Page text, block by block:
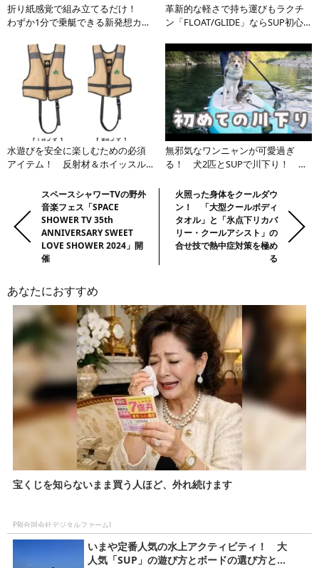
折り紙感覚で組み立てるだけ！
わずか1分で乗艇できる新発想カヤ
革新的な軽さで持ち運びもラクチ
ン「FLOAT/GLIDE」ならSUP初心
る
水遊びを安全に楽しむための必須
アイテム！ 反射材＆ホイッスル
ングベスト」
無邪気なワンニャンが可愛過ぎ
る！ 犬2匹とSUPで川下り！ 犬
れる
記
事・
記
事
Previous:スペースシャワーTVの野外
音楽フェス「SPACE
SHOWER TV 35th
ANNIVERSARY SWEET
LOVE SHOWER 2024」開
催
Next:火照った身体をクールダウ
ン！ 「大型クールボディ
タオル」と「氷点下リカバ
リー・クールアシスト」の
合せ技で熱中症対策を極め
る
あなたにおすすめ
宝くじを知らないまま買う人ほど、外れ続けます
PR(合同会社デジタルファーム)
いまや定番人気の水上アクティビティ！ 大
人気「SUP」の遊び方とボードの選び方と...